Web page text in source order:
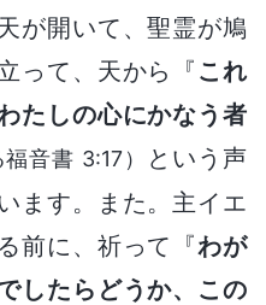
が開いて、聖霊が鳩
って、天から『 これ
たしの心にかなう者
音書 3:17）
という声
ます。また。主イエ
前に、祈って『わが
したらどうか、この